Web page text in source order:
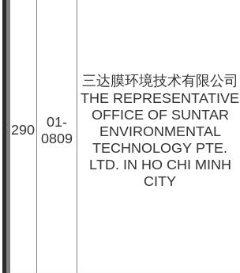
290
01-
0809
三达膜环境技术有限公司
THE REPRESENTATIVE
OFFICE OF SUNTAR
ENVIRONMENTAL
TECHNOLOGY PTE.
LTD. IN HO CHI MINH
CITY